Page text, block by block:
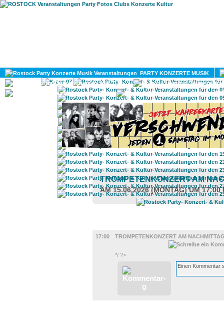
PARTY KONZERTE MUSIK
KULTUR
GAY
TROMPETENKONZERT AM
AM 15.06.2026 (MONTAG) UM 17:00
17:00
TROMPETENKONZERT AM
*/ ?>